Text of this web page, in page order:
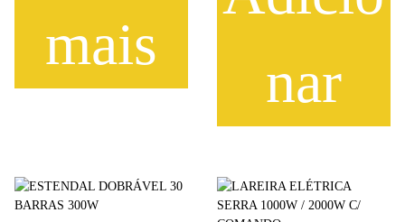
mais
nar